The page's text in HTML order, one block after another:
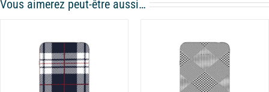
Vous aimerez peut-être aussi…
DÉTAILS